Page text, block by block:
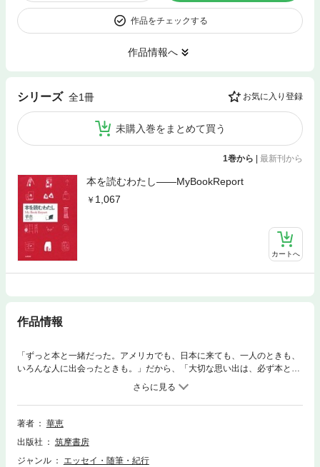
作品をチェックする
作品情報へ
シリーズ 全1冊 お気に入り登録
未購入巻をまとめて買う
1巻から | 最新刊から
本を読むわたし――MyBookReport
1,067
カートへ
作品情報
「ずっと本と一緒だった。アメリカでも、日本に来ても、一人のときも、
いろんな人に出会ったときも。」だから、「大切な思い出は、必ず本と結
びついている。」４歳から１４歳までに出会った本を手がかりに、その
時々の自分を振り返って描写していく、彩りのあるセルフ・ポートレー
ト。『小学生日記』で鮮烈にデビューした著者の書下ろし作品。
著者
華恵
出版社
筑摩書房
ジャンル
エッセイ・随筆・紀行